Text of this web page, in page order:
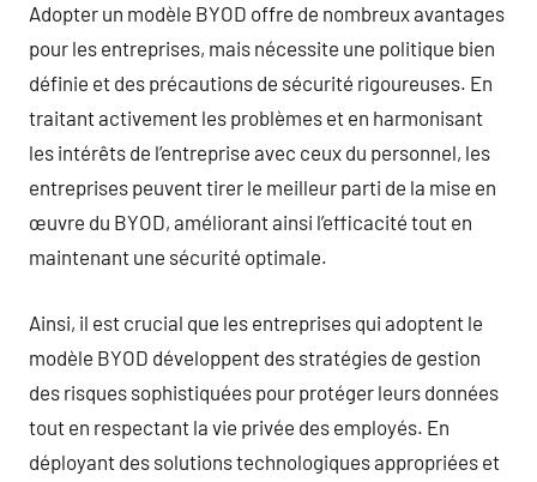
Adopter un modèle BYOD offre de nombreux avantages
pour les entreprises, mais nécessite une politique bien
définie et des précautions de sécurité rigoureuses. En
traitant activement les problèmes et en harmonisant
les intérêts de l’entreprise avec ceux du personnel, les
entreprises peuvent tirer le meilleur parti de la mise en
œuvre du BYOD, améliorant ainsi l’efficacité tout en
maintenant une sécurité optimale.
Ainsi, il est crucial que les entreprises qui adoptent le
modèle BYOD développent des stratégies de gestion
des risques sophistiquées pour protéger leurs données
tout en respectant la vie privée des employés. En
déployant des solutions technologiques appropriées et